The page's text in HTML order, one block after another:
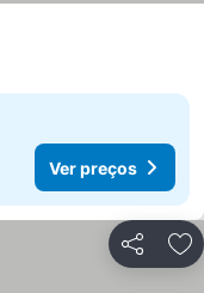
Ver preços
Partilhar